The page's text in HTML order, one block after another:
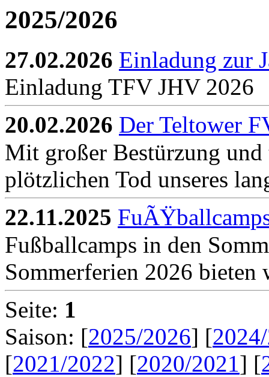
2025/2026
27.02.2026 Einladung zur
Einladung TFV JHV
20.02.2026 Der Teltower
Mit großer Bestürzung
plötzlichen Tod unseres
22.11.2025
Fußballcamps in den
Sommerferien 2026 bieten
Seite: 1
Saison: [2025/2026] [
[2021/2022] [2020/2021] [